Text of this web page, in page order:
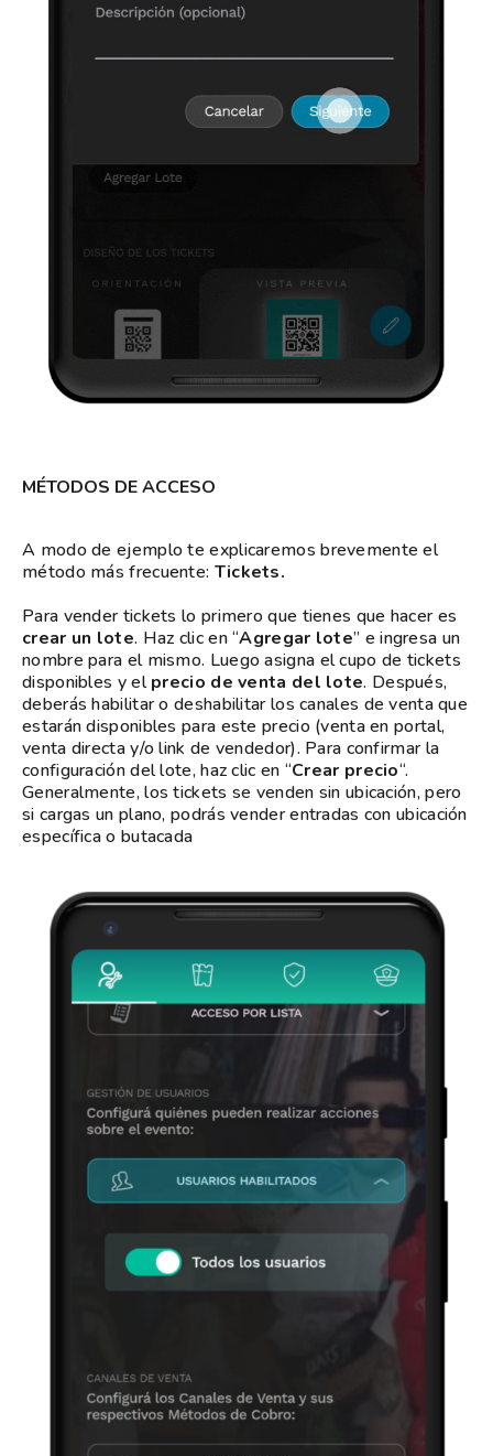
MÉTODOS DE ACCESO
A modo de ejemplo te explicaremos brevemente el
método más frecuente: Tickets.
Para vender tickets lo primero que tienes que hacer es
crear un lote. Haz clic en “Agregar lote” e ingresa un
nombre para el mismo. Luego asigna el cupo de tickets
disponibles y elprecio de venta del lote. Después,
deberás habilitar o deshabilitar los canales de venta que
estarán disponibles para este precio (venta en portal,
venta directa y/o link de vendedor). Para confirmar la
configuración del lote, haz clic en “Crear precio“.
Generalmente, los tickets se venden sin ubicación, pero
si cargas un plano, podrás vender entradas con ubicación
específica o butacada